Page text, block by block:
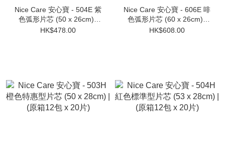
Nice Care 安心寶 - 504E 紫
色弧形片芯 (50 x 26cm) |
(原箱12包 x 20片)
HK$478.00
Nice Care 安心寶 - 606E 啡
色弧形片芯 (60 x 26cm) |
(原箱12包 x 20片)
HK$608.00